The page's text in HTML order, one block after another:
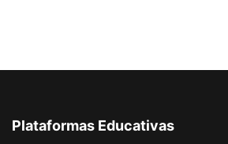
Plataformas Educativas